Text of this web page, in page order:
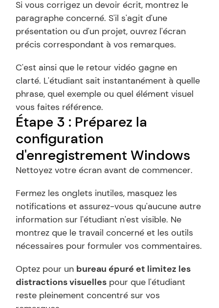
Si vous corrigez un devoir écrit, montrez le
paragraphe concerné. S'il s'agit d'une
présentation ou d'un projet, ouvrez l'écran
précis correspondant à vos remarques.
C'est ainsi que le retour vidéo gagne en
clarté. L'étudiant sait instantanément à quelle
phrase, quel exemple ou quel élément visuel
vous faites référence.
Étape 3 : Préparez la
configuration
d'enregistrement Windows
Nettoyez votre écran avant de commencer.
Fermez les onglets inutiles, masquez les
notifications et assurez-vous qu'aucune autre
information sur l'étudiant n'est visible. Ne
montrez que le travail concerné et les outils
nécessaires pour formuler vos commentaires.
Optez pour un bureau épuré et limitez les
distractions visuelles pour que l'étudiant
reste pleinement concentré sur vos